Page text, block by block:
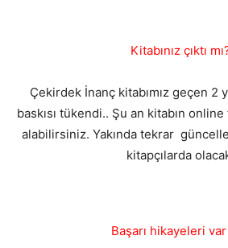
Kitabınız çıktı
Çekirdek İnanç kitabımız geçen 2
baskısı tükendi.. Şu an kitabın
alabilirsiniz. Yakında tekrar
kitapçılarda
Başarı hikayeleri var